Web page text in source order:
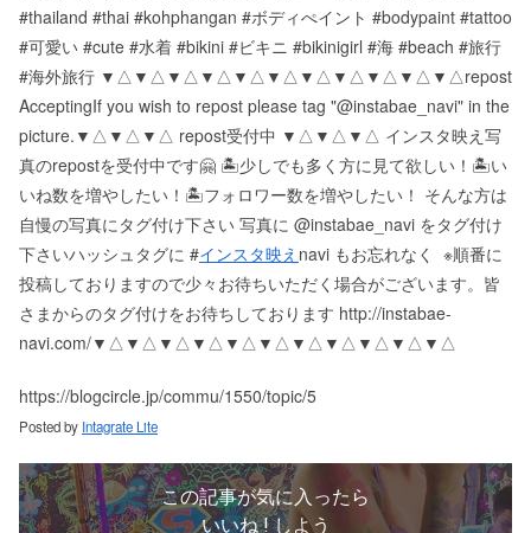
#thailand #thai #kohphangan #ボディぺイント #bodypaint #tattoo
#可愛い #cute #水着 #bikini #ビキニ #bikinigirl #海 #beach #旅行
#海外旅行 ▼△▼△▼△▼△▼△▼△▼△▼△▼△▼△▼△ repost
Accepting If you wish to repost please tag "@instabae_navi" in the
picture. ▼△▼△▼△ repost受付中 ▼△▼△▼△ インスタ映え写
真のrepostを受付中です🤗 🏝少しでも多く方に見て欲しい！ 🏝い
いね数を増やしたい！ 🏝フォロワー数を増やしたい！ そんな方は
自慢の写真にタグ付け下さい 写真に @instabae_navi をタグ付け
下さい️ ハッシュタグに #インスタ映え navi もお忘れなく ️ ※順番に
投稿しておりますので少々お待ちいただく場合がございます。 皆
さまからのタグ付けをお待ちしております http://instabae-
navi.com/ ▼△▼△▼△▼△▼△▼△▼△▼△▼△▼△▼△
https://blogcircle.jp/commu/1550/topic/5
Posted by Intagrate Lite
この記事が気に入ったら
いいね ! しよう